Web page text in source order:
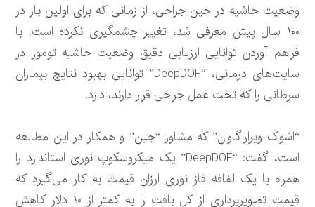
وضعیت حاشیه در حین جراحی، از زمانی که برای اولین بار در
۱۰۰ سال پیش معرفی شد، تغییر چشمگیری نکرده است. با
فراهم آوردن توانایی ارزیابی دقیق وضعیت حاشیه تومور در
سایت‌های درمانی، “DeepDOF” توانایی بهبود نتایج بیماران
سرطانی را که تحت عمل جراحی قرار دارند، دارد.
“اشوک ویراراگاوان” که مشاور “جین” و همکار در این مطالعه
است، گفت: “DeepDOF” یک میکروسکوپ نوری استاندارد را
همراه با یک لفافه فاز نوری ارزان قیمت به کار می‌گیرد که
قیمت تصویربرداری از کل بافت را به کمتر از ۱۰ دلار کاهش